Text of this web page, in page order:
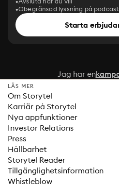
Obegränsad lyssning på
Starta
Jag har en
LÄS MER
Om Storytel
Karriär på Storytel
Nya appfunktioner
Investor Relations
Press
Hållbarhet
Storytel Reader
Tillgänglighetsinformation
Whistleblow